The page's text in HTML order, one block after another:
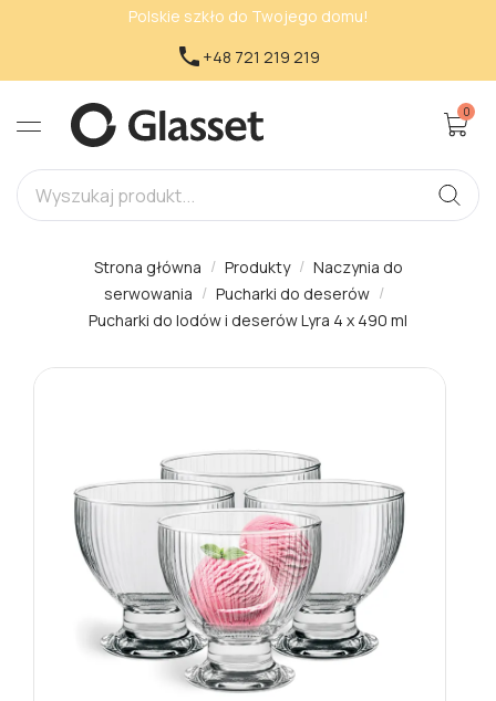
Polskie szkło do Twojego domu!
 +48 721 219 219
0
Strona główna Produkty
Naczynia do
serwowania
Pucharki do deserów
Pucharki do lodów i deserów Lyra 4 x 490 ml